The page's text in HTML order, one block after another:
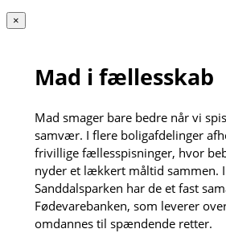
×
Mad i fællesskab
Mad smager bare bedre når vi
samvær. I flere boligafdelinger
frivillige fællesspisninger, hvor
nyder et lækkert måltid sammen.
Sanddalsparken har de et fast
Fødevarebanken, som leverer
omdannes til spændende retter.